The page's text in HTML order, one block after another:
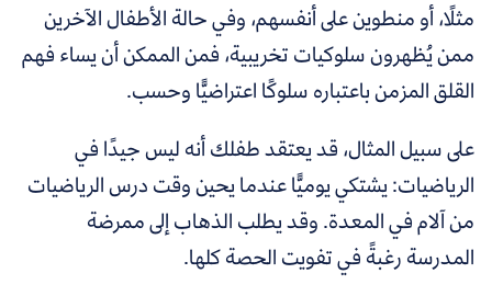
مثلًا، أو منطوين على أنفسهم، وفي حالة الأطفال الآخرين
ممن يُظهرون سلوكيات تخريبية، فمن الممكن أن يساء فهم
القلق المزمن باعتباره سلوكًا اعتراضيًّا وحسب.
على سبيل المثال، قد يعتقد طفلك أنه ليس جيدًا في
الرياضيات: يشتكي يوميًّا عندما يحين وقت درس الرياضيات
من آلام في المعدة. وقد يطلب الذهاب إلى ممرضة
المدرسة رغبةً في تفويت الحصة كلها.